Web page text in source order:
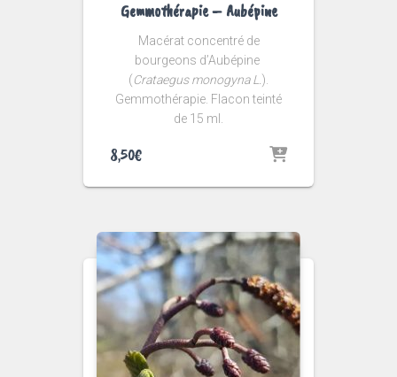
Gemmothérapie – Aubépine
Macérat concentré de
bourgeons d’Aubépine
(Crataegus monogyna L. ).
Gemmothérapie. Flacon teinté
de 15 ml.
8,50€